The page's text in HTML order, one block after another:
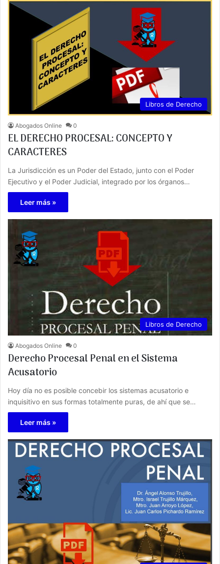
Libros de Derecho
Abogados Online 0
EL DERECHO PROCESAL: CONCEPTO Y
CARACTERES
La Jurisdicción es un Poder del Estado, junto con el Poder
Ejecutivo y el Poder Judicial, integrado por los órganos…
Leer más »
Libros de Derecho
Abogados Online 0
Derecho Procesal Penal en el Sistema
Acusatorio
Hoy día no es posible concebir los sistemas acusatorio e
inquisitivo en sus formas totalmente puras, de ahí que se…
Leer más »